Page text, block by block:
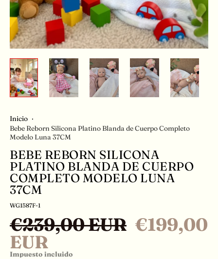
Inicio ·
Bebe Reborn Silicona Platino Blanda de Cuerpo Completo
Modelo Luna 37CM
BEBE REBORN SILICONA
PLATINO BLANDA DE CUERPO
COMPLETO MODELO LUNA
37CM
WG1587F-1
€239,00 EUR €199,00
EUR
Impuesto incluido